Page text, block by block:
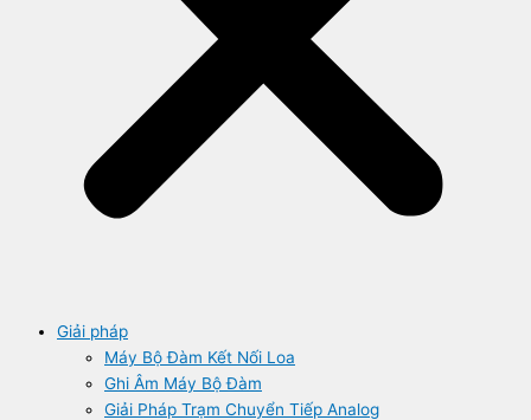
Giải pháp
Máy Bộ Đàm Kết Nối Loa
Ghi Âm Máy Bộ Đàm
Giải Pháp Trạm Chuyển Tiếp Analog